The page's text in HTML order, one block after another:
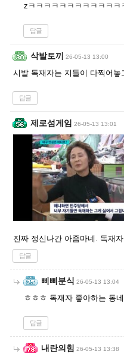
zㅋㅋㅋㅋㅋㅋㅋㅋㅋㅋㅋㅋ
답글
삭발토끼 26-05-13 13:00
시발 독재자는 지들이 다찍어놓
답글
제로섬게임 26-05-13 13:01
진짜 정신나간 아줌마네. 독재
답글
삐삐분식 26-05-13 13:04
ㅎㅎㅎ 독재자 좋아하는 동
답글
내란의힘 26-05-13 13:38